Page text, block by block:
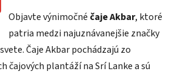
Objavte výnimočné čaje Akbar, ktoré
patria medzi najuznávanejšie značky
Čaje Akbar pochádzajú zo
čajových plantáží na Srí Lanke a sú